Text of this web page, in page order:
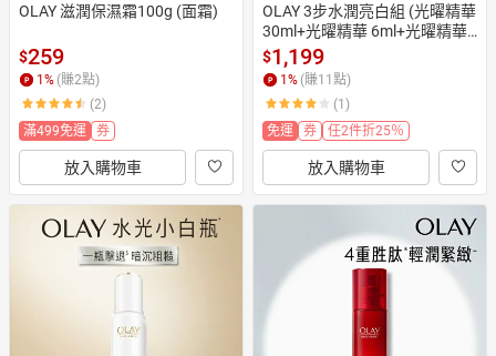
OLAY 滋潤保濕霜100g (面霜)
$259
1 % (賺2點)
(2)
滿499免運
券
放入購物車
OLAY 3步水潤亮白組 (光曜精華
30ml+光曜精華 6ml+光曜精華
水50ml+透白面膜1片) #水光小
白瓶
$1,199
1 % (賺11 點)
(1)
免運
券 任2件折25％
放入購物車